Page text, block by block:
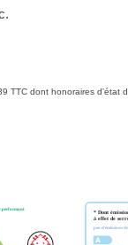
TTC dont honoraires d'état